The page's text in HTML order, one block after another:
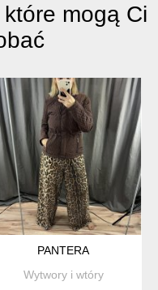
mogą Ci
STRETCH 24W PLUS SIZE
PANTERA
Wytwory i wtóry